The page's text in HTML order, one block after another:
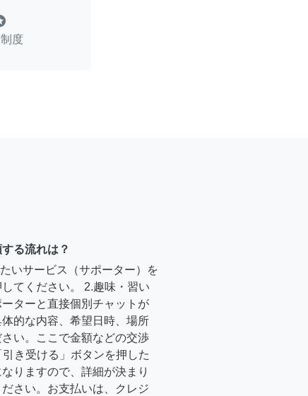
度
る流れは？
いサービス（サポーター）を
てください。 2.趣味・習い
ターと直接個別チャットが
的な内容、希望日時、場所
い。ここで金額などの交渉
き受ける」ボタンを押した
りますので、詳細が決まり
さい。お支払いは、クレジ